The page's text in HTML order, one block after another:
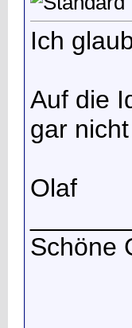
Ich
Auf die
gar
Olaf
Schöne